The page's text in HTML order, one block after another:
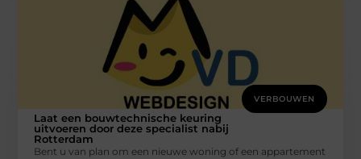
VERBOUWEN
Laat een bouwtechnische keuring
uitvoeren door deze specialist nabij
Rotterdam
Bent u van plan om een nieuwe woning of een appartement